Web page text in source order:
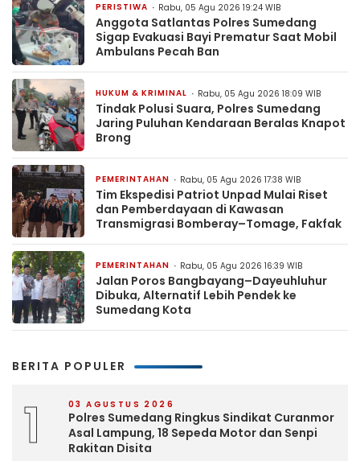
PERISTIWA Rabu, 05 Agu 2026 19:24 WIB
Anggota Satlantas Polres Sumedang
Sigap Evakuasi Bayi Prematur Saat Mobil
Ambulans Pecah Ban
HUKUM & KRIMINAL Rabu, 05 Agu 2026 18:09 WIB
Tindak Polusi Suara, Polres Sumedang
Jaring Puluhan Kendaraan Beralas Knapot
Brong
PEMERINTAHAN Rabu, 05 Agu 2026 17:38 WIB
Tim Ekspedisi Patriot Unpad Mulai Riset
dan Pemberdayaan di Kawasan
Transmigrasi Bomberay–Tomage, Fakfak
PEMERINTAHAN Rabu, 05 Agu 2026 16:39 WIB
Jalan Poros Bangbayang–Dayeuhluhur
Dibuka, Alternatif Lebih Pendek ke
Sumedang Kota
BERITA POPULER
1 03 AGUSTUS 2026
Polres Sumedang Ringkus Sindikat Curanmor
Asal Lampung, 18 Sepeda Motor dan Senpi
Rakitan Disita